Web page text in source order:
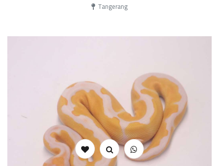
Tangerang